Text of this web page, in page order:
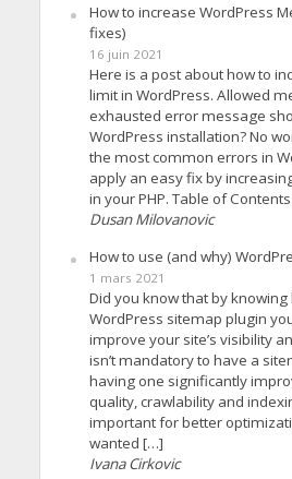
How to increase WordPress
fixes)
16 juin 2021
Here is a post about how to
limit in WordPress. Allowed
exhausted error message
WordPress installation? No
the most common errors in
apply an easy fix by
in your PHP. Table of
Dusan Milovanovic
How to use (and why)
1 mars 2021
Did you know that by
WordPress sitemap plugin
improve your site’s visibility
isn’t mandatory to have a
having one significantly
quality, crawlability and
important for better
wanted […]
Ivana Cirkovic